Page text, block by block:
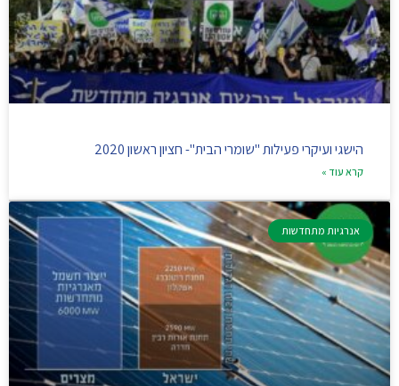
הישגי ועיקרי פעילות "שומרי הבית"- חציון ראשון 2020
קרא עוד »
אנרגיות מתחדשות